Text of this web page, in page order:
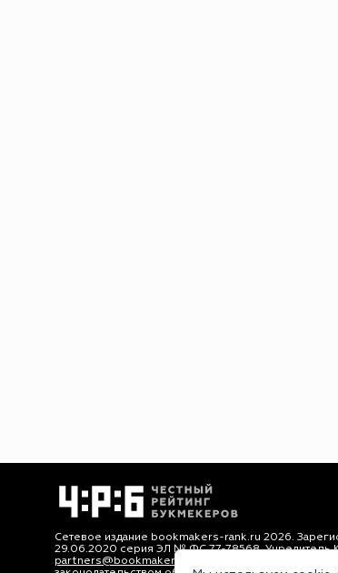
Сетевое издание bookmakers-rank.ru 2026.
29.06.2020 серия ЭЛ № ФС 77-78568. Учредитель
partners@bookmakers-rank.ru
, телефон